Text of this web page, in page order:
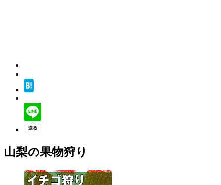
山梨の果物狩り